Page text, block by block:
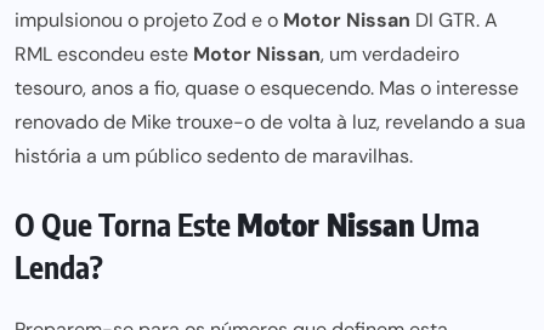
impulsionou o projeto Zod e o Motor Nissan DI GTR. A
RML escondeu este Motor Nissan, um verdadeiro
tesouro, anos a fio, quase o esquecendo. Mas o interesse
renovado de Mike trouxe-o de volta à luz, revelando a sua
história a um público sedento de maravilhas.
O Que Torna EsteMotor Nissan Uma
Lenda?